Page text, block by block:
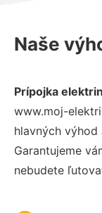
Naše
Prípojka
www.moj-
hlavných
Garantujeme
nebudete